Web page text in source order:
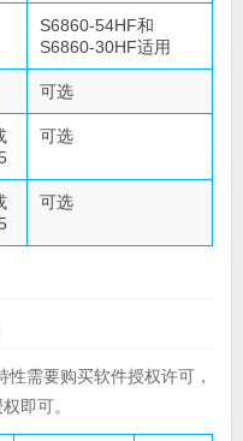
S6860-54HF和
S6860-30HF适用
可选
可选
可选
需要购买软件授权许可，
即可。